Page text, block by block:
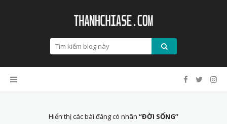
Hiển thị các bài đăng có nhãn ĐỜI SỐNG